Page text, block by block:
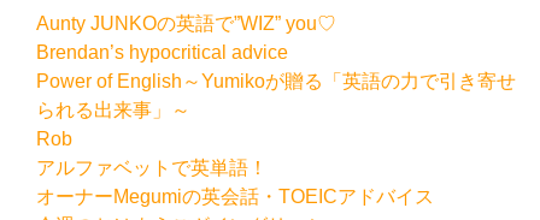
Aunty JUNKOの英語で”WIZ” you♡
Brendan’s hypocritical advice
Power of English～Yumikoが贈る「英語の力で引き寄せ
られる出来事」～
Rob
アルファベットで英単語！
オーナーMegumiの英会話・TOEICアドバイス